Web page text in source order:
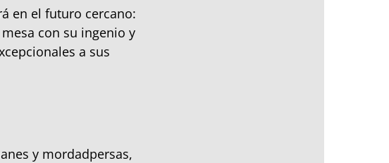
en el futuro cercano:
con su ingenio y
a sus
y mordadpersas,